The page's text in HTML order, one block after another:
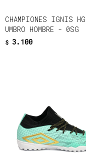
CHAMPIONES IGNIS HG
UMBRO HOMBRE - 0SG
$ 3.100